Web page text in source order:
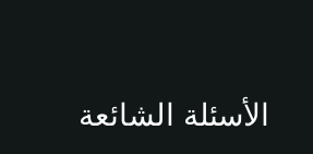
الأسئلة الشائعة